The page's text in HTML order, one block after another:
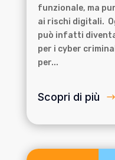
funzionale, ma
ai rischi digitali.
può infatti
per i cyber
per...
Scopri di più